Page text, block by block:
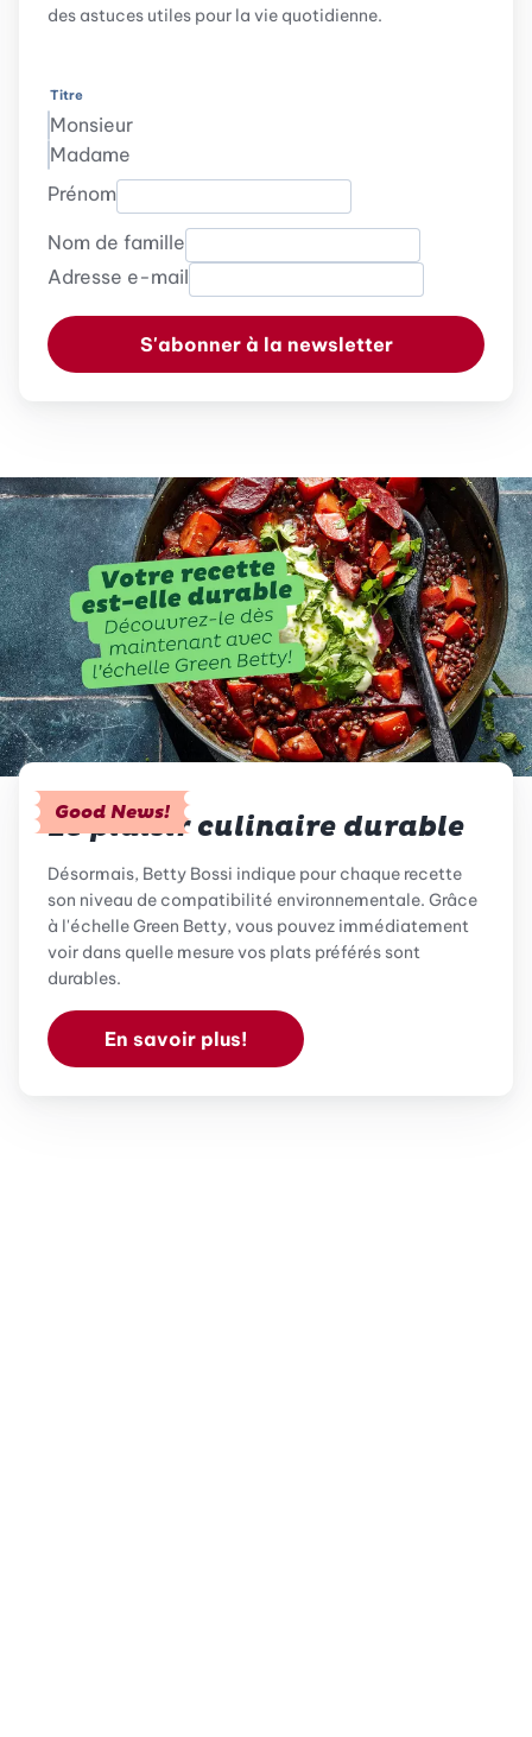
des astuces utiles pour la vie quotidienne.
Titre
Monsieur
Madame
Prénom
Nom de famille
Adresse e-mail
S'abonner à la newsletter
Good News!
Le plaisir culinaire durable
Désormais, Betty Bossi indique pour chaque recette
son niveau de compatibilité environnementale. Grâce
à l'échelle Green Betty, vous pouvez immédiatement
voir dans quelle mesure vos plats préférés sont
durables.
En savoir plus!